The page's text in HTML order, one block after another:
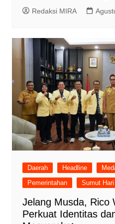
Redaksi MIRA
Daerah Headline
Pemerintahan
Sumut
Jelang Musda, Rico
Perkuat Identitas